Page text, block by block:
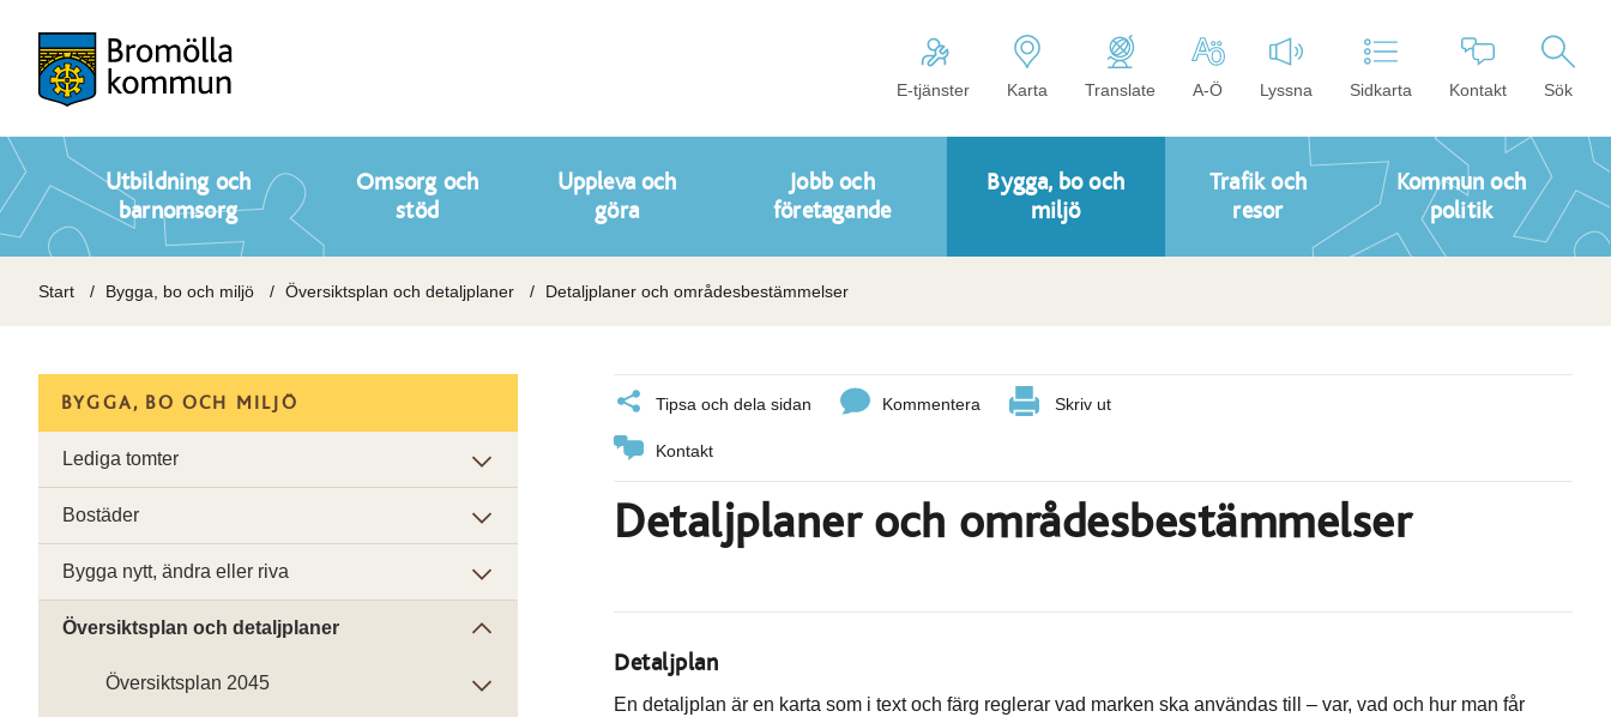
E-tjänster Karta Translate A-Ö Lyssna Sidkarta Kontakt Sök
Utbildning och
barnomsorg
Omsorg och
stöd
Uppleva och
göra
Jobb och
företagande
Bygga, bo och
miljö
Trafik och
resor
Kommun och
politik
Start Bygga, bo och miljö Översiktsplan och detaljplaner Detaljplaner och områdesbestämmelser
Tipsa och dela sidan Kommentera Skriv ut
Kontakt
Detaljplaner och områdesbestämmelser
Detaljplan
En detaljplan är en karta som i text och färg reglerar vad marken ska användas till – var, vad och hur man får
BYGGA, BO OCH MILJÖ
Lediga tomter
Bostäder
Bygga nytt, ändra eller riva
Översiktsplan och detaljplaner
Översiktsplan 2045